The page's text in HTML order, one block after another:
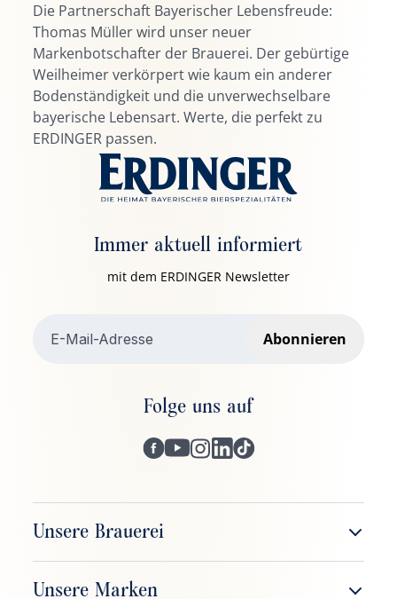
Die Partnerschaft Bayerischer Lebensfreude:
Thomas Müller wird unser neuer
Markenbotschafter der Brauerei. Der gebürtige
Weilheimer verkörpert wie kaum ein anderer
Bodenständigkeit und die unverwechselbare
bayerische Lebensart. Werte, die perfekt zu
ERDINGER passen.
Immer aktuell informiert
mit dem ERDINGER Newsletter
Abonnieren
Folge uns auf
Unsere Brauerei
Unternehmen
Unsere Marken